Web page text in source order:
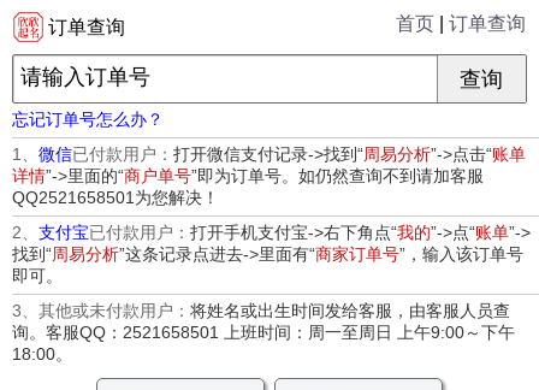
订单查询 首页| 订单查询
忘记订单号怎么办？
1、 微信已付款用户： 打开微信支付记录->找到“周易分析”->点击“账单
详情”->里面的“商户单号”即为订单号。如仍然查询不到请加客服
QQ2521658501为您解决！
2、 支付宝已付款用户： 打开手机支付宝->右下角点“我的”->点“账单”->
找到“周易分析”这条记录点进去->里面有“商家订单号”，输入该订单号
即可。
3、其他或未付款用户： 将姓名或出生时间发给客服，由客服人员查
询。客服QQ：2521658501 上班时间：周一至周日 上午9:00～下午
18:00。